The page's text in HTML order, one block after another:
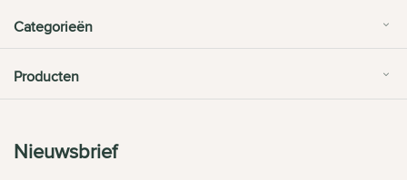
Categorieën
Producten
Nieuwsbrief